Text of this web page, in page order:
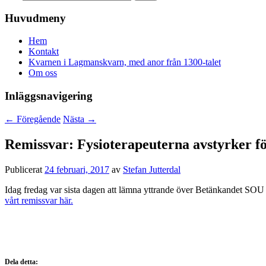
Huvudmeny
Hem
Kontakt
Kvarnen i Lagmanskvarn, med anor från 1300-talet
Om oss
Inläggsnavigering
← Föregående Nästa →
Remissvar: Fysioterapeuterna avstyrker
Publicerat 24 februari, 2017 av Stefan Jutterdal
Idag fredag var sista dagen att lämna yttrande över Betänkandet
vårt remissvar här.
Dela detta: